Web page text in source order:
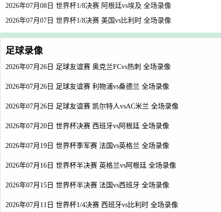
2026年07月08日 世界杯1/8决赛 阿根廷vs埃及 全场录像
2026年07月07日 世界杯1/8决赛 美国vs比利时 全场录像
足球录像
2026年07月26日 足球友谊赛 奥克兰FCvs热刺 全场录像
2026年07月26日 足球友谊赛 利物浦vs桑德兰 全场录像
2026年07月26日 足球友谊赛 凯尔特人vsAC米兰 全场录像
2026年07月20日 世界杯决赛 西班牙vs阿根廷 全场录像
2026年07月19日 世界杯季军赛 法国vs英格兰 全场录像
2026年07月16日 世界杯半决赛 英格兰vs阿根廷 全场录像
2026年07月15日 世界杯半决赛 法国vs西班牙 全场录像
2026年07月11日 世界杯1/4决赛 西班牙vs比利时 全场录像